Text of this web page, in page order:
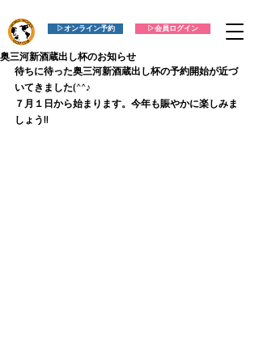
▷会員ログイン
▷オンライン予約
奥三河新酒蔵出し杯のお知らせ
待ちに待った奥三河新酒蔵出し杯の予約開始が近づ
いてきました(^^♪
７月１日から始まります。今年も賑やかに楽しみま
しょう!!